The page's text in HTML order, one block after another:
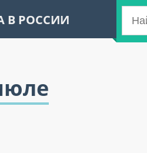
В РОССИИ